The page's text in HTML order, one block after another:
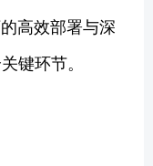
高效部署与深
键环节。